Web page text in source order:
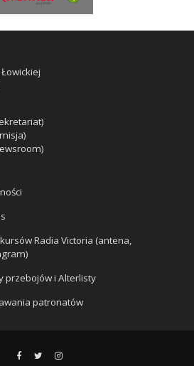
Radia Victoria (antena,
przebojów i Alterlisty
patronatów